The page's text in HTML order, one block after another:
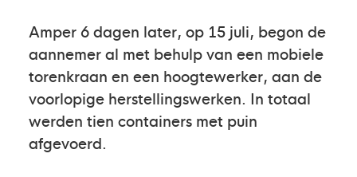
Amper 6 dagen later, op 15 juli, begon de
aannemer al met behulp van een mobiele
torenkraan en een hoogtewerker, aan de
voorlopige herstellingswerken. In totaal
werden tien containers met puin
afgevoerd.